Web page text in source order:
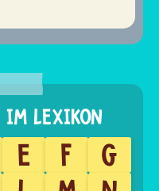
E F
G